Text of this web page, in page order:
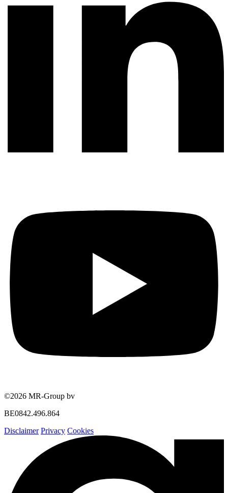
©2026 MR-Group bv
BE0842.496.864
Disclaimer Privacy Cookies